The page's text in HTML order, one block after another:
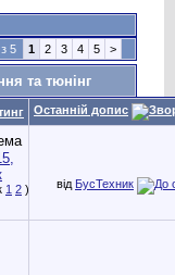
5
1 2 3 4 5 >
та тюнінг
Останній допис
1 2 )
від БусТехник